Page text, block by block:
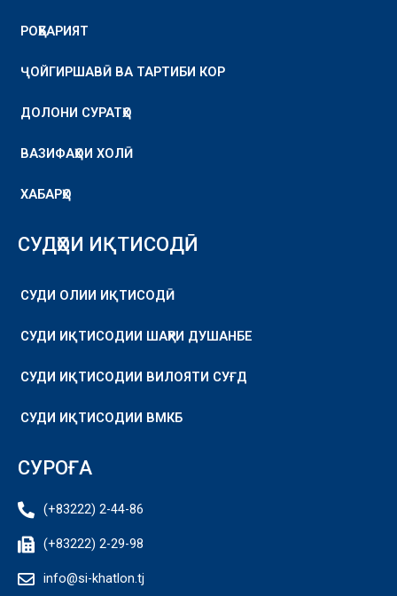
РОҲБАРИЯТ
ҶОЙГИРШАВӢ ВА ТАРТИБИ КОР
ДОЛОНИ СУРАТҲО
ВАЗИФАҲОИ ХОЛӢ
ХАБАРҲО
СУДҲОИ ИҚТИСОДӢ
СУДИ ОЛИИ ИҚТИСОДӢ
СУДИ ИҚТИСОДИИ ШАҲРИ ДУШАНБЕ
СУДИ ИҚТИСОДИИ ВИЛОЯТИ СУҒД
СУДИ ИҚТИСОДИИ ВМКБ
СУРОҒА
(+83222) 2-44-86
(+83222) 2-29-98
info@si-khatlon.tj